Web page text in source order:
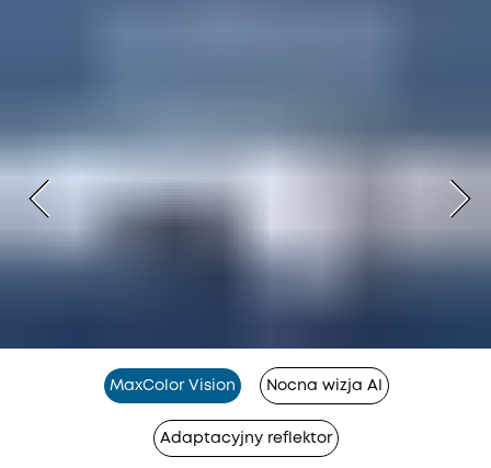
MaxColor Vision Nocna wizja AI
Adaptacyjny reflektor